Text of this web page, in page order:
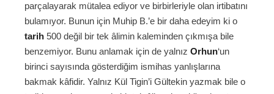
parçalayarak mütalea ediyor ve birbirleriyle olan irtibatını
bulamıyor. Bunun için Muhip B.’e bir daha edeyim ki o
tarih 500 değil bir tek âlimin kaleminden çıkmışa bile
benzemiyor. Bunu anlamak için de yalnız Orhun‘un
birinci sayısında gösterdiğim ismihas yanlışlarına
bakmak kâfidir. Yalnız Kül Tigin’i Gültekin yazmak bile o